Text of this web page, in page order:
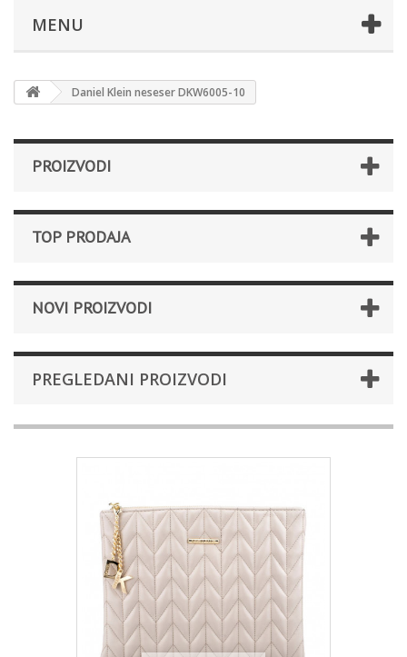
MENU
Daniel Klein neseser DKW6005-10
PROIZVODI
TOP PRODAJA
NOVI PROIZVODI
PREGLEDANI PROIZVODI